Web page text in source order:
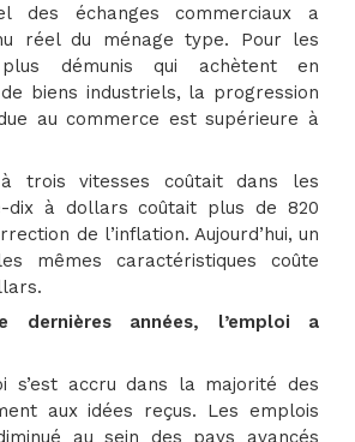
des échanges commerciaux a
réel du ménage type. Pour les
démunis qui achètent en
biens industriels, la progression
au commerce est supérieure à
trois vitesses coûtait dans les
dix à dollars coûtait plus de 820
de l’inflation. Aujourd’hui, un
mêmes caractéristiques coûte
dernières années, l’emploi a
s’est accru dans la majorité des
aux idées reçus. Les emplois
au sein des pays avancés